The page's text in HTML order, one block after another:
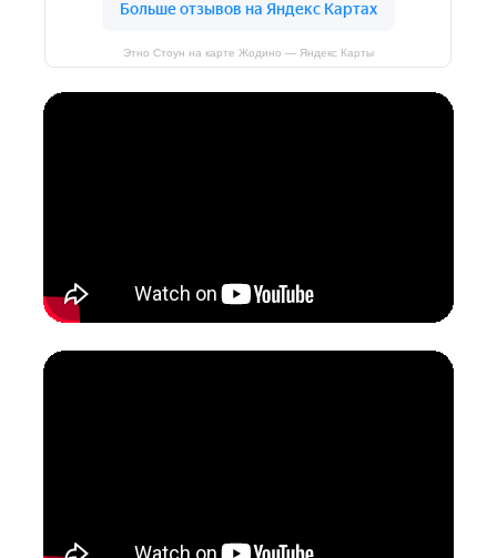
Этно Стоун на карте Жодино — Яндекс Карты